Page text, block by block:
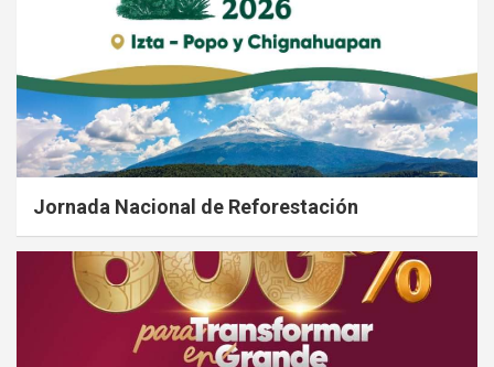
Jornada Nacional de Reforestación